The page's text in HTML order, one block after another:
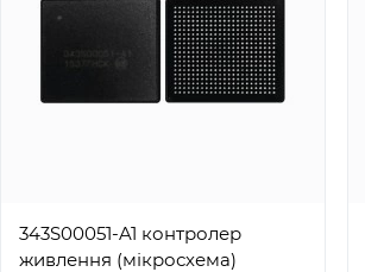
343S00051-A1 контролер
живлення (мікросхема)